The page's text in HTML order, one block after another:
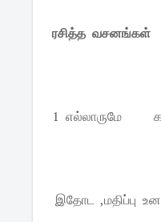
ரசித்த வசனங்கள்
1 எல்லாருமே
இதோட ,மதிப்பு